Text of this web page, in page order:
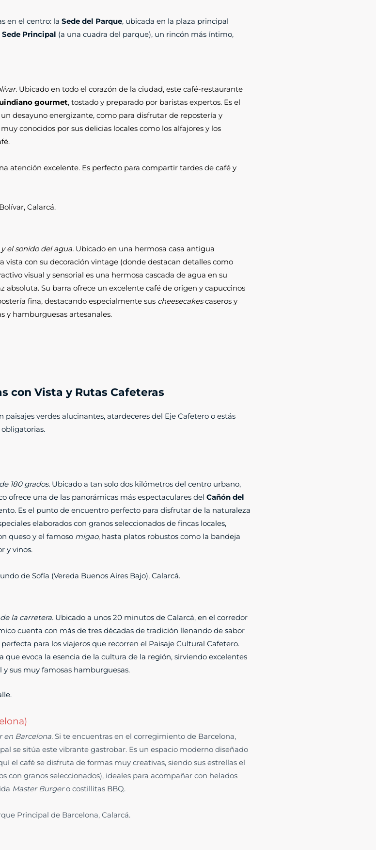
en el centro: la Sede del Parque, ubicada en la plaza principal
Sede Principal (a una cuadra del parque), un rincón más íntimo,
Ubicado en todo el corazón de la ciudad, este café-restaurante
gourmet, tostado y preparado por baristas expertos. Es el
desayuno energizante, como para disfrutar de repostería y
conocidos por sus delicias locales como los alfajores y los
atención excelente. Es perfecto para compartir tardes de café y
Calarcá.
el sonido del agua. Ubicado en una hermosa casa antigua
vista con su decoración vintage (donde destacan detalles como
visual y sensorial es una hermosa cascada de agua en su
absoluta. Su barra ofrece un excelente café de origen y capuccinos
fina, destacando especialmente sus cheesecakescaseros y
y hamburguesas artesanales.
con Vista y Rutas Cafeteras
verdes alucinantes, atardeceres del Eje Cafetero o estás
180 grados. Ubicado a tan solo dos kilómetros del centro urbano,
ofrece una de las panorámicas más espectaculares del Cañón del
Es el punto de encuentro perfecto para disfrutar de la naturaleza
elaborados con granos seleccionados de fincas locales,
queso y el famoso migao, hasta platos robustos como la bandeja
y vinos.
de Sofía (Vereda Buenos Aires Bajo), Calarcá.
la carretera. Ubicado a unos 20 minutos de Calarcá, en el corredor
cuenta con más de tres décadas de tradición llenando de sabor
para los viajeros que recorren el Paisaje Cultural Cafetero.
evoca la esencia de la cultura de la región, sirviendo excelentes
sus muy famosas hamburguesas.
en Barcelona. Si te encuentras en el corregimiento de Barcelona,
se sitúa este vibrante gastrobar. Es un espacio moderno diseñado
el café se disfruta de formas muy creativas, siendo sus estrellas el
con granos seleccionados), ideales para acompañar con helados
Master Burgero costillitas BBQ.
Principal de Barcelona, Calarcá.